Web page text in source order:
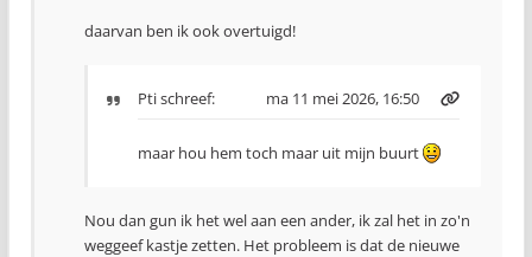
daarvan ben ik ook overtuigd!
Ptischreef: ma 11 mei 2026, 16:50
maar hou hem toch maar uit mijn buurt
Nou dan gun ik het wel aan een ander, ik zal het in zo'n
weggeef kastje zetten. Het probleem is dat de nieuwe